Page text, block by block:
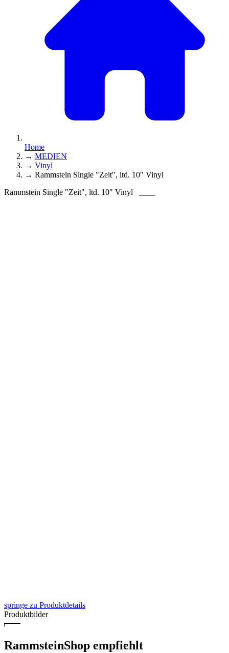
Home
→ MEDIEN
→ Vinyl
→ Rammstein Single "Zeit", ltd. 10″ Vinyl
Rammstein Single "Zeit", ltd. 10″ Vinyl
springe zu Produktdetails
Produktbilder
RammsteinShop empfiehlt